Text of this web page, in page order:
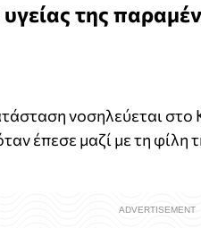
της
νοσηλεύεται
έπεσε μαζί με τη φίλη